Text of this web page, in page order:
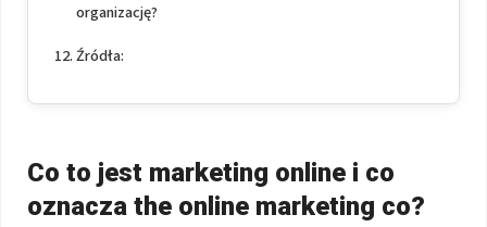
organizację?
Źródła:
Co to jest marketing online i co
oznacza the online marketing co?